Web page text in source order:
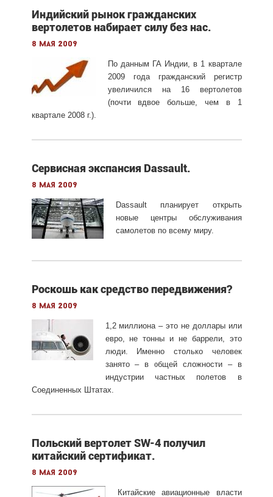
Индийский рынок гражданских
вертолетов набирает силу без нас.
8 мая 2009
По данным ГА Индии, в 1 квартале
2009 года гражданский регистр
увеличился на 16 вертолетов
(почти вдвое больше, чем в 1
квартале 2008 г.).
Сервисная экспансия Dassault.
8 мая 2009
Dassault планирует открыть
новые центры обслуживания
самолетов по всему миру.
Роскошь как средство передвижения?
8 мая 2009
1,2 миллиона – это не доллары или
евро, не тонны и не баррели, это
люди. Именно столько человек
занято – в общей сложности – в
индустрии частных полетов в
Соединенных Штатах.
Польский вертолет SW-4 получил
китайский сертификат.
8 мая 2009
Китайские авиационные власти